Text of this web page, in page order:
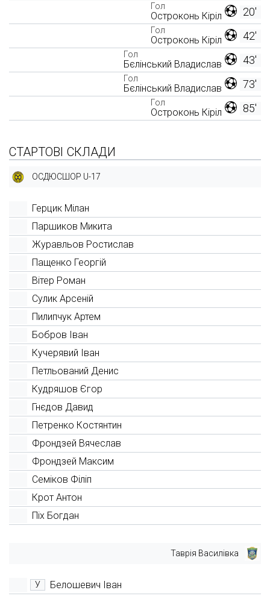
20'
Гол
Остроконь Кіріл
42'
Гол
Остроконь Кіріл
43'
Гол
Бєлінський Владислав
73'
Гол
Бєлінський Владислав
85'
Гол
Остроконь Кіріл
СТАРТОВІ СКЛАДИ
ОСДЮСШОР U-17
Герцик Мілан
Паршиков Микита
Журавльов Ростислав
Пащенко Георгій
Вітер Роман
Сулик Арсеній
Пилипчук Артем
Бобров Іван
Кучерявий Іван
Петльований Денис
Кудряшов Єгор
Гнєдов Давид
Петренко Костянтин
Фрондзей Вячеслав
Фрондзей Максим
Семіков Філіп
Крот Антон
Піх Богдан
Таврія Василівка
У
Белошевич Іван